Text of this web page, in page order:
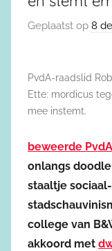
Geplaatst op 8
PvdA-raadslid
Ette: mordicus
mee instemt.
beweerde
onlangs
staaltje
college van
akkoord met